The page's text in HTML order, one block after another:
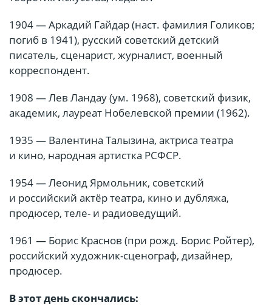
1904 — Аркадий Гайдар (наст. фамилия Голиков;
погиб в 1941), русский советский детский
писатель, сценарист, журналист, военный
корреспондент.
1908 — Лев Ландау (ум. 1968), советский физик,
академик, лауреат Нобелевской премии (1962).
1935 — Валентина Талызина, актриса театра
и кино, народная артистка РСФСР.
1954 — Леонид Ярмольник, советский
и российский актёр театра, кино и дубляжа,
продюсер, теле- и радиоведущий.
1961 — Борис Краснов (при рожд. Борис Ройтер),
российский художник-сценограф, дизайнер,
продюсер.
В этот день скончались: